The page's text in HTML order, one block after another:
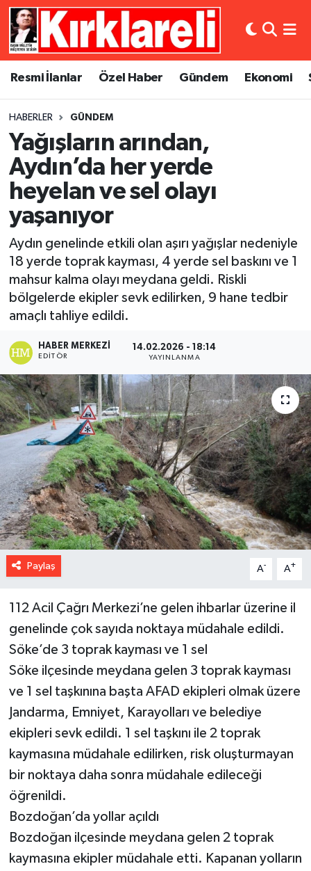
Resmi İlanlar Özel Haber Gündem Ekonomi
HABERLER GÜNDEM
Yağışların arından,
Aydın’da her yerde
heyelan ve sel olayı
yaşanıyor
Aydın genelinde etkili olan aşırı yağışlar nedeniyle
18 yerde toprak kayması, 4 yerde sel baskını ve 1
mahsur kalma olayı meydana geldi. Riskli
bölgelerde ekipler sevk edilirken, 9 hane tedbir
amaçlı tahliye edildi.
HABER MERKEZI
EDITÖR
14.02.2026 - 18:14
YAYINLANMA
Paylaş A- A+
112 Acil Çağrı Merkezi’ne gelen ihbarlar üzerine il
genelinde çok sayıda noktaya müdahale edildi.
Söke’de 3 toprak kayması ve 1 sel
Söke ilçesinde meydana gelen 3 toprak kayması
ve 1 sel taşkınına başta AFAD ekipleri olmak üzere
Jandarma, Emniyet, Karayolları ve belediye
ekipleri sevk edildi. 1 sel taşkını ile 2 toprak
kaymasına müdahale edilirken, risk oluşturmayan
bir noktaya daha sonra müdahale edileceği
öğrenildi.
Bozdoğan’da yollar açıldı
Bozdoğan ilçesinde meydana gelen 2 toprak
kaymasına ekipler müdahale etti. Kapanan yolların
Resmi İlanlar
Gündem
Ekonomi
Siyaset
Spor
Asayiş
Dünya
Eğitim
Kültür Sanat
Magazin
Medya
Sağlık
Künye
Gizlilik Sözleşmesi
Merkez Nöbetçi Eczaneler
Merkez Trafik Yoğunluk Haritası
Süper Lig Puan Durumu ve Fikstür
Tüm Manşetler
Son Dakika Haberleri
Haber Arşivi